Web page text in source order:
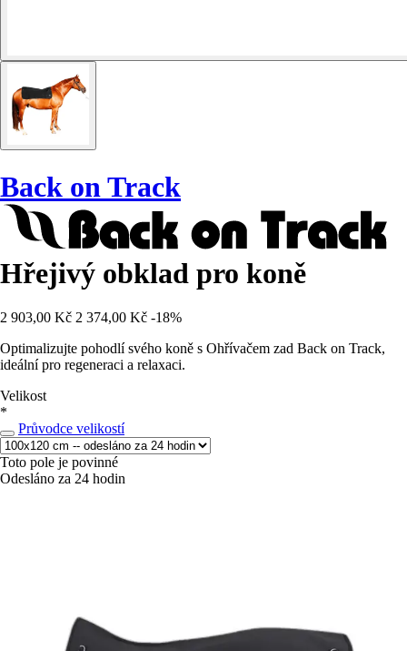
Back on Track
Hřejivý obklad pro koně
2 903,00 Kč 2 374,00 Kč -18%
Optimalizujte pohodlí svého koně s Ohřívačem zad Back on Track,
ideální pro regeneraci a relaxaci.
Velikost
*
Průvodce velikostí
Toto pole je povinné
Odesláno za 24 hodin